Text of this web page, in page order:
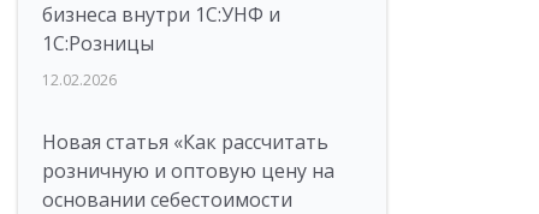
бизнеса внутри 1С:УНФ и
1С:Розницы
12.02.2026
Новая статья «Как рассчитать
розничную и оптовую цену на
основании себестоимости